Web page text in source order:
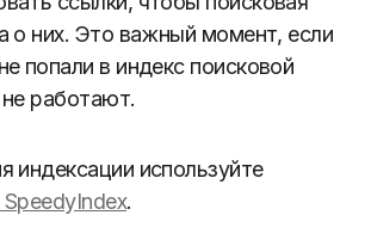
о них. Это важный момент, если
попали в индекс поисковой
работают.
индексации используйте
.